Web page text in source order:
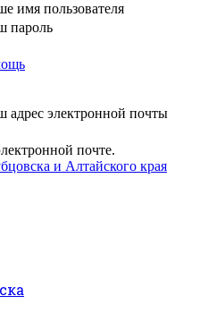
имя пользователя
пароль
адрес электронной почты
почте.
и Алтайского края